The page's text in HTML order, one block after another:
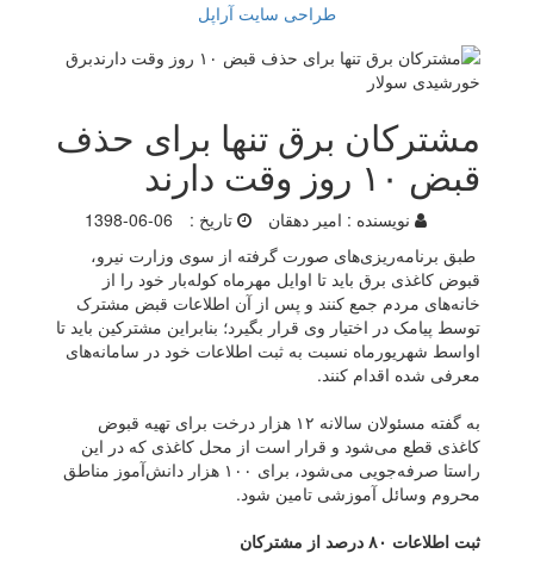
طراحی سایت آراپل
مشترکان برق تنها برای حذف
قبض ۱۰ روز وقت دارند
نویسنده : امیر دهقان تاریخ :
1398-06-06
طبق برنامه‌ریزی‌های صورت گرفته از سوی وزارت نیرو،
قبوض کاغذی برق باید تا اوایل مهرماه کوله‌بار خود را از
خانه‌های مردم جمع کنند و پس از آن اطلاعات قبض مشترک
توسط پیامک در اختیار وی قرار بگیرد؛ بنابراین مشترکین باید تا
اواسط شهریورماه نسبت به ثبت اطلاعات خود در سامانه‌های
معرفی شده اقدام کنند.
به گفته مسئولان سالانه ۱۲ هزار درخت برای تهیه قبوض
کاغذی قطع می‌شود و قرار است از محل کاغذی که در این
راستا صرفه‌جویی می‌شود، برای ۱۰۰ هزار دانش‌آموز مناطق
محروم وسائل آموزشی تامین شود.
ثبت اطلاعات ۸۰ درصد از مشترکان